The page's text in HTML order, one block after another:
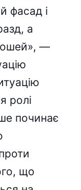
фасад і
а
—
ролі
починає
що